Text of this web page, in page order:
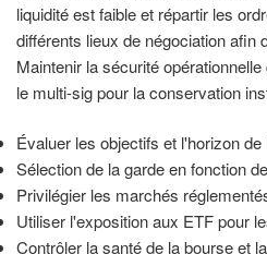
liquidité est faible et répartir les
différents lieux de négociation afin
Maintenir la sécurité
le multi-sig pour la conservation
Évaluer les objectifs et l'horizon de
Sélection de la garde en fonction
Privilégier les marchés
Utiliser l'exposition aux ETF pour
Contrôler la santé de la bourse et